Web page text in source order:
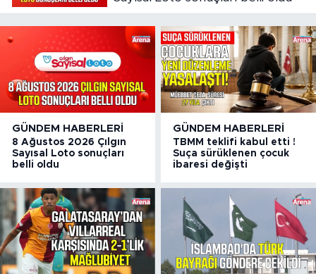
GÜNDEM HABERLERI
8 Ağustos 2026 Çılgın
Sayısal Loto sonuçları
belli oldu
GÜNDEM HABERLERI
TBMM teklifi kabul etti !
Suça sürüklenen çocuk
ibaresi değişti